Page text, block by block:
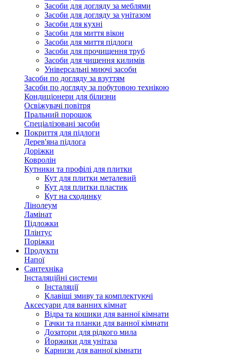
Засоби для догляду за меблями
Засоби для догляду за унітазом
Засоби для кухні
Засоби для миття вікон
Засоби для миття підлоги
Засоби для прочищення труб
Засоби для чищення килимів
Універсальні миючі засоби
Засоби по догляду за взуттям
Засоби по догляду за побутовою технікою
Кондиціонери для білизни
Освіжувачі повітря
Пральний порошок
Спеціалізовані засоби
Покриття для підлоги
Дерев'яна підлога
Доріжки
Ковролін
Кутники та профілі для плитки
Кут для плитки металевий
Кут для плитки пластик
Кут на сходинку
Лінолеум
Ламінат
Підложки
Плінтус
Поріжки
Продукти
Напої
Сантехніка
Інсталяційні системи
Інсталяції
Клавіші змиву та комплектуючі
Аксесуари для ванних кімнат
Відра та кошики для ванної кімнати
Гачки та планки для ванної кімнати
Дозатори для рідкого мила
Йоржики для унітаза
Карнизи для ванної кімнати